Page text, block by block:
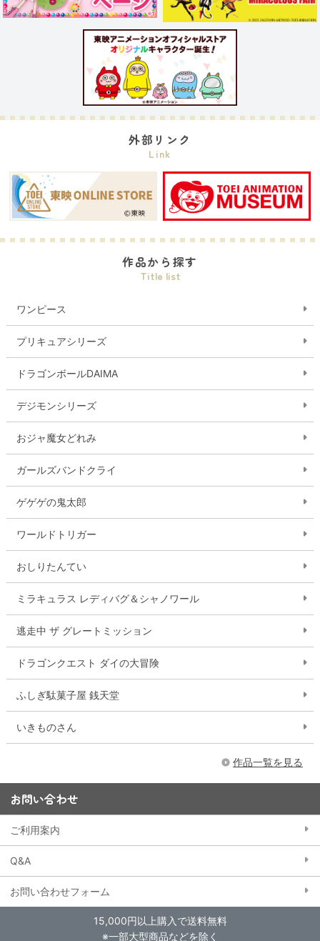
外部リンク
Link
作品から探す
Title list
ワンピース
プリキュアシリーズ
ドラゴンボールDAIMA
デジモンシリーズ
おジャ魔女どれみ
ガールズバンドクライ
ゲゲゲの鬼太郎
ワールドトリガー
おしりたんてい
ミラキュラス レディバグ＆シャノワール
逃走中 ザ グレートミッション
ドラゴンクエスト ダイの大冒険
ふしぎ駄菓子屋 銭天堂
いきものさん
作品一覧を見る
お問い合わせ
ご利用案内
Q&A
お問い合わせフォーム
15,000円以上購入で送料無料
※一部大型商品などを除く